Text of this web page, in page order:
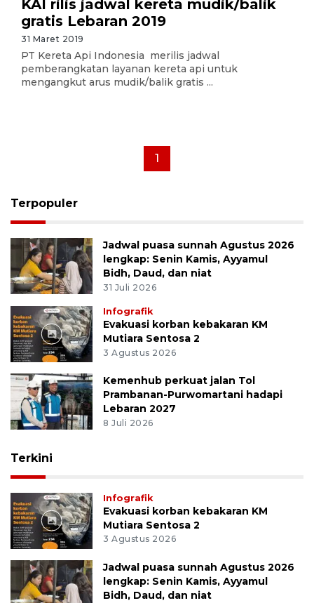
KAI rilis jadwal kereta mudik/balik
gratis Lebaran 2019
31 Maret 2019
PT Kereta Api Indonesia merilis jadwal
pemberangkatan layanan kereta api untuk
mengangkut arus mudik/balik gratis ...
1
Terpopuler
Jadwal puasa sunnah Agustus 2026
lengkap: Senin Kamis, Ayyamul
Bidh, Daud, dan niat
31 Juli 2026
Infografik
Evakuasi korban kebakaran KM
Mutiara Sentosa 2
3 Agustus 2026
Kemenhub perkuat jalan Tol
Prambanan-Purwomartani hadapi
Lebaran 2027
8 Juli 2026
Terkini
Infografik
Evakuasi korban kebakaran KM
Mutiara Sentosa 2
3 Agustus 2026
Jadwal puasa sunnah Agustus 2026
lengkap: Senin Kamis, Ayyamul
Bidh, Daud, dan niat